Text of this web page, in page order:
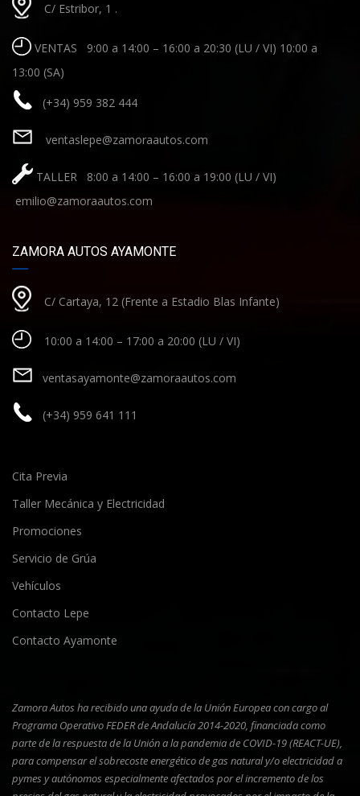
C/ Estribor, 1 .
VENTAS 9:00 a 14:00 – 16:00 a 20:30 (LU / VI) 10:00 a
13:00 (SA)
(+34) 959 382 444
ventaslepe@zamoraautos.com
TALLER 8:00 a 14:00 – 16:00 a 19:00 (LU / VI)
emilio@zamoraautos.com
ZAMORA AUTOS AYAMONTE
C/ Cartaya, 12 (Frente a Estadio Blas Infante)
10:00 a 14:00 – 17:00 a 20:00 (LU / VI)
ventasayamonte@zamoraautos.com
(+34) 959 641 111
Cita Previa
Taller Mecánica y Electricidad
Promociones
Servicio de Grúa
Vehículos
Contacto Lepe
Contacto Ayamonte
Zamora Autos ha recibido una ayuda de la Unión Europea con cargo al
Programa Operativo FEDER de Andalucía 2014-2020, financiada como
parte de la respuesta de la Unión a la pandemia de COVID-19 (REACT-UE),
para compensar el sobrecoste energético de gas natural y/o electricidad a
pymes y autónomos especialmente afectados por el incremento de los